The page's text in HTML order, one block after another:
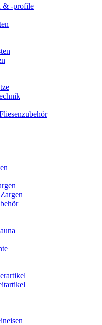
& -profile